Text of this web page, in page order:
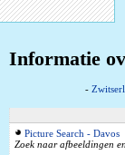
Informatie
-
Picture Search - Davos
Zoek naar afbeeldingen